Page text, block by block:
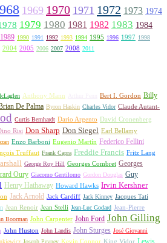
1969 1970 1971 1972 1973 1974
1979 1980 1981 1982 1983 1984
1989 1990 1991 1992 1993 1994 1995 1996 1997 1998
2004 2005 2006 2007 2008 2011
Anthony Mann Bert I. Gordon Billy
De Palma Byron Haskin Charles Vidor Claude Autant-
Curtis Bernhardt Dario Argento David Cronenberg
Risi Don Sharp Don Siegel Earl Bellamy
Enzo Barboni Eugenio Martín Federico Fellini
Truffaut Frank Capra Freddie Francis Fritz Lang
George Roy Hill Georges Combret Georges
Oury Giacomo Gentilomo Gordon Douglas Guy
Henry Hathaway Howard Hawks Irvin Kershner
Jack Arnold Jack Cardiff Jack Kinney Jacques Tati
Jean Renoir Jean Stelli Jean-Luc Godard Jean-Pierre
Boorman John Carpenter John Ford John Gilling
John Huston John Landis John Sturges José Giovanni
Joseph Pevney Kevin Connor King Vidor Lewis